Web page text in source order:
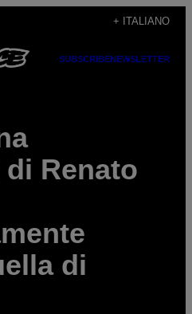
+ ITALIANO
SUBSCRIBENEWSLETTER
di Renato
di